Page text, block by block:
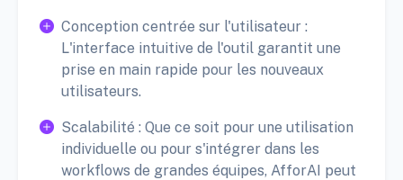
Conception centrée sur l'utilisateur :
L'interface intuitive de l'outil garantit une
prise en main rapide pour les nouveaux
utilisateurs.
Scalabilité : Que ce soit pour une utilisation
individuelle ou pour s'intégrer dans les
workflows de grandes équipes, AfforAI peut